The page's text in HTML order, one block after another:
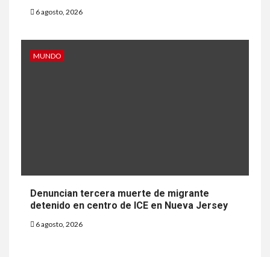
6 agosto, 2026
MUNDO
Denuncian tercera muerte de migrante
detenido en centro de ICE en Nueva Jersey
6 agosto, 2026